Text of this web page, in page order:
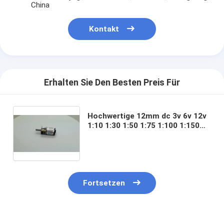
China
Kontakt
Erhalten Sie Den Besten Preis Für
Hochwertige 12mm dc 3v 6v 12v
1:10 1:30 1:50 1:75 1:100 1:150
Fortsetzen